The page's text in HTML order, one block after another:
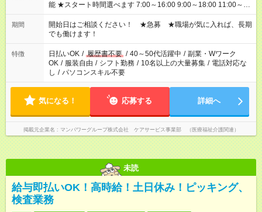
能 ★スタート時間選べます 7:00～16:00 9:00～18:00 11:00～
20:00 など 残業なし！ ※Wワークの場合、他のお仕事と合わせ
週40時間超の就業はご案内できません ※法令に基づき、週20時
間以上勤務は社会保険への加入対象となります ※労働者派遣法
（日雇い派遣の原則禁止）により、短時間・短期間の就業はご
案内が難しい場合があります
期間
開始日はご相談ください！ ★急募 ★職場が気に入れば、長期
でも働けます！
特徴 日払いOK / 履歴書不要 / 40～50代活躍中 / 副業・Wワーク
OK / 服装自由 / シフト勤務 / 10名以上の大量募集 / 電話対応な
し / パソコンスキル不要
気になる！ 応募する 詳細へ
掲載元企業名 マンパワーグループ株式会社 ケアサービス事業部 （医療福祉介護関連）
未読
給与即払いOK！高時給！土日休み！ピッキング、
検査業務